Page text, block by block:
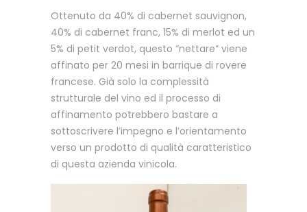
Ottenuto da 40% di cabernet sauvignon,
40% di cabernet franc, 15% di merlot ed un
5% di petit verdot, questo “nettare” viene
affinato per 20 mesi in barrique di rovere
francese. Già solo la complessità
strutturale del vino ed il processo di
affinamento potrebbero bastare a
sottoscrivere l’impegno e l’orientamento
verso un prodotto di qualità caratteristico
di questa azienda vinicola.